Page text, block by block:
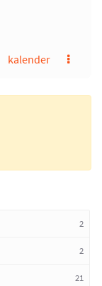
kalender
2
2
21